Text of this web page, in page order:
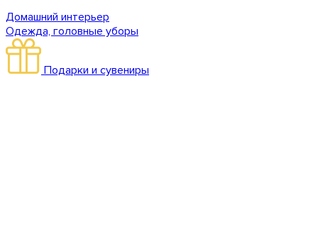
Домашний интерьер
Одежда, головные уборы
Подарки и сувениры